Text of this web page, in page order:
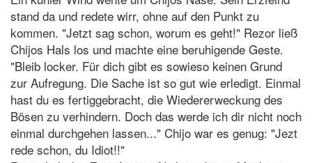
stand da und redete wirr, ohne auf den Punkt zu
kommen. "Jetzt sag schon, worum es geht!" Rezor ließ
Chijos Hals los und machte eine beruhigende Geste.
"Bleib locker. Für dich gibt es sowieso keinen Grund
zur Aufregung. Die Sache ist so gut wie erledigt. Einmal
hast du es fertiggebracht, die Wiedererweckung des
Bösen zu verhindern. Doch das werde ich dir nicht noch
einmal durchgehen lassen..." Chijo war es genug: "Jezt
rede schon, du Idiot!!"